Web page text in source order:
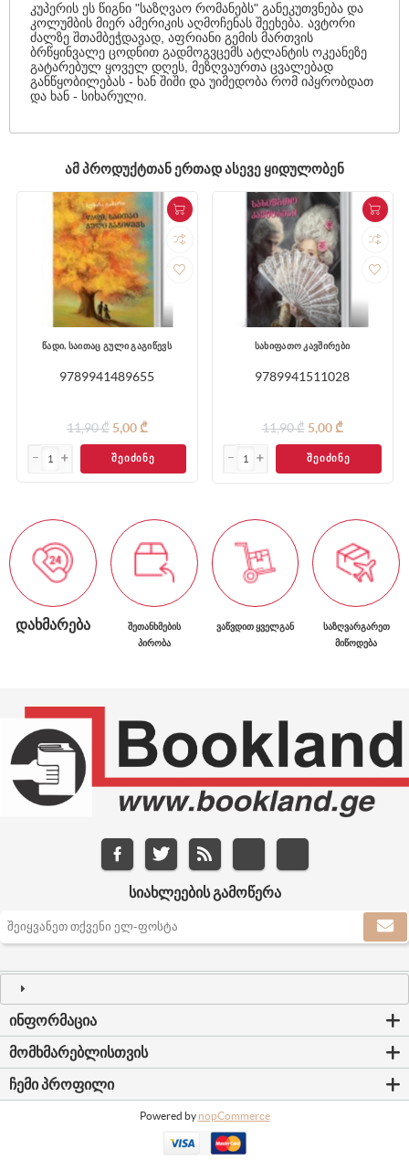
კუპერის ეს წიგნი "საზღვაო რომანებს" განეკუთვნება და
კოლუმბის მიერ ამერიკის აღმოჩენას შეეხება. ავტორი
ძალზე შთამბეჭდავად, აფრიანი გემის მართვის
ბრწყინვალე ცოდნით გადმოგვცემს ატლანტის ოკეანეზე
გატარებულ ყოველ დღეს, მეზღვაურთა ცვალებად
განწყობილებას - ხან შიში და უიმედობა რომ იპყრობდათ
და ხან - სიხარული.
ᲐᲛ ᲞᲠᲝᲓᲣᲥᲢᲗᲐᲜ ᲔᲠᲗᲐᲓ ᲐᲡᲔᲕᲔ ᲧᲘᲓᲣᲚᲝᲑᲔᲜ
წადი, საითაც გული გაგიწევს
9789941489655
11,90 ₾ 5,00 ₾
ᲨᲔᲘᲫᲘᲜᲔ
სახიფათო კავშირები
9789941511028
11,90 ₾ 5,00 ₾
ᲨᲔᲘᲫᲘᲜᲔ
ᲓᲐᲮᲛᲐᲠᲔᲑᲐ
ᲨᲔᲗᲐᲜᲮᲛᲔᲑᲘᲡ
ᲞᲘᲠᲝᲑᲐ
ᲕᲐᲬᲕᲓᲘᲗ ᲧᲕᲔᲚᲒᲐᲜ
ᲡᲐᲖᲦᲕᲐᲠᲒᲐᲠᲔᲗ
ᲛᲘᲬᲝᲓᲔᲑᲐ
ᲡᲘᲐᲮᲚᲔᲔᲑᲘᲡ ᲒᲐᲛᲝᲬᲔᲠᲐ
ᲘᲜᲤᲝᲠᲛᲐᲪᲘᲐ
ᲛᲝᲛᲮᲛᲐᲠᲔᲑᲚᲘᲡᲗᲕᲘᲡ
ᲩᲔᲛᲘ ᲞᲠᲝᲤᲘᲚᲘ
Powered by nopCommerce